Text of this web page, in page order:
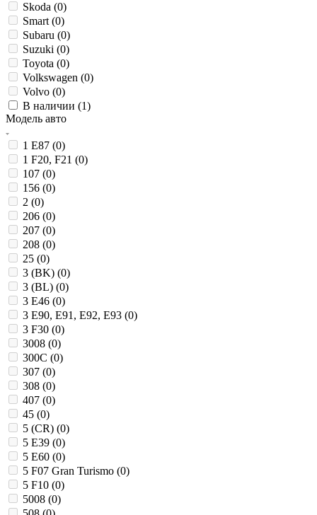
Skoda (0)
Smart (0)
Subaru (0)
Suzuki (0)
Toyota (0)
Volkswagen (0)
Volvo (0)
В наличии (1)
Модель авто
1 E87 (0)
1 F20, F21 (0)
107 (0)
156 (0)
2 (0)
206 (0)
207 (0)
208 (0)
25 (0)
3 (BK) (0)
3 (BL) (0)
3 E46 (0)
3 E90, E91, E92, E93 (0)
3 F30 (0)
3008 (0)
300C (0)
307 (0)
308 (0)
407 (0)
45 (0)
5 (CR) (0)
5 E39 (0)
5 E60 (0)
5 F07 Gran Turismo (0)
5 F10 (0)
5008 (0)